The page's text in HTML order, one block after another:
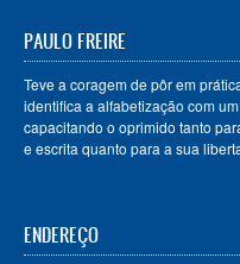
PAULO FREIRE
Teve a coragem de pôr em
identifica a alfabetização com
capacitando o oprimido tanto
e escrita quanto para a sua
ENDEREÇO